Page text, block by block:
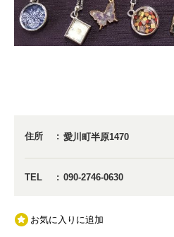
住所 愛川町半原1470
TEL 090-2746-0630
お気に入りに追加